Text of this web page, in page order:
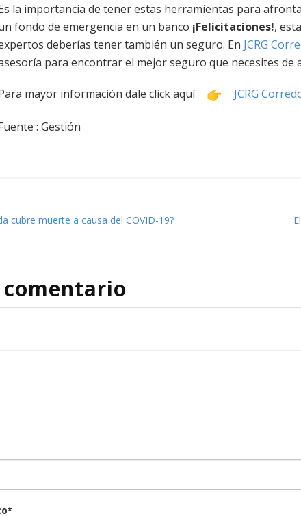
la importancia de tener estas herramientas para
fondo de emergencia en un banco ¡Felicitaciones!,
deberías tener también un seguro. En JCRG
para encontrar el mejor seguro que necesites de
mayor información dale click aquí JCRG
: Gestión
cubre muerte a causa del COVID-19?
*